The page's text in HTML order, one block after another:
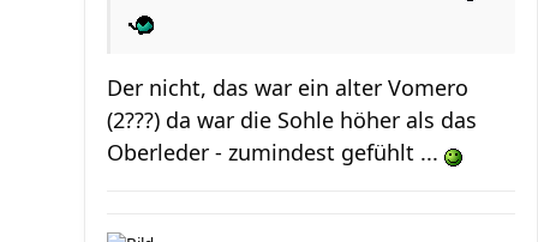
Der nicht, das war ein alter Vomero
(2???) da war die Sohle höher als das
Oberleder - zumindest gefühlt ...